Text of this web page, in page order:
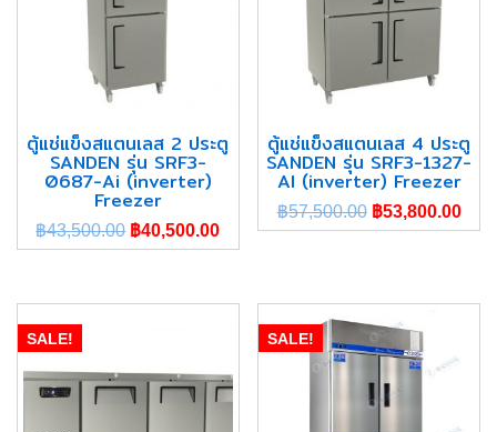
ตู้แช่แข็งสแตนเลส 2 ประตู
SANDEN รุ่น SRF3-
0687-Ai (inverter)
Freezer
฿43,500.00 ฿40,500.00
ตู้แช่แข็งสแตนเลส 4 ประตู
SANDEN รุ่น SRF3-1327-
AI (inverter) Freezer
฿57,500.00 ฿53,800.00
SALE! SALE!